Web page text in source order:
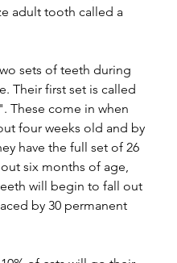
adult tooth called a
sets of teeth during
Their first set is called
These come in when
four weeks old and by
have the full set of 26
six months of age,
will begin to fall out
by 30 permanent